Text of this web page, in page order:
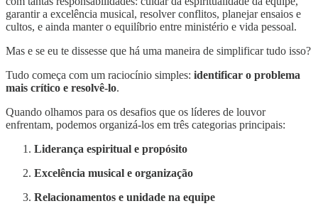
garantir a excelência musical, resolver conflitos, planejar ensaios e
cultos, e ainda manter o equilíbrio entre ministério e vida pessoal.
Mas e se eu te dissesse que há uma maneira de simplificar tudo isso?
Tudo começa com um raciocínio simples: identificar o problema
mais crítico e resolvê-lo.
Quando olhamos para os desafios que os líderes de louvor
enfrentam, podemos organizá-los em três categorias principais:
Liderança espiritual e propósito
Excelência musical e organização
Relacionamentos e unidade na equipe